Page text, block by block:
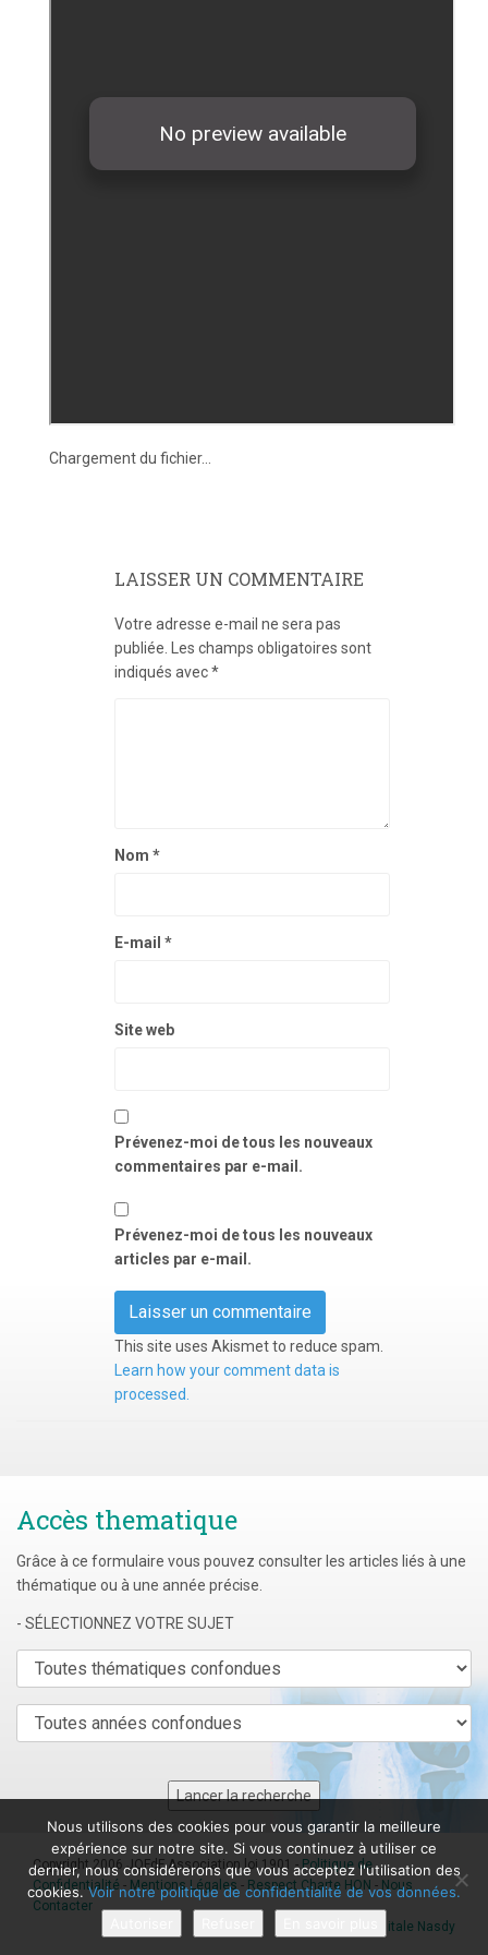
Chargement du fichier...
LAISSER UN COMMENTAIRE
Votre adresse e-mail ne sera pas
publiée.
Les champs obligatoires sont
indiqués avec*
Nom *
E-mail *
Site web
Prévenez-moi de tous les nouveaux
commentaires par e-mail.
Prévenez-moi de tous les nouveaux
articles par e-mail.
This site uses Akismet to reduce spam.
Learn how your comment data is
processed.
Accès thematique
Grâce à ce formulaire vous pouvez consulter les articles liés à une
thématique ou à une année précise.
- SÉLECTIONNEZ VOTRE SUJET
Nous utilisons des cookies pour vous garantir la meilleure
expérience sur notre site. Si vous continuez à utiliser ce
dernier, nous considérerons que vous acceptez l'utilisation des
cookies.Voir notre politique de confidentialité de vos données.
Copyright 2006 JOFdF Association loi 1901 -Politique de
Confidentialité - Mentions Légales - Respect Charte HON - Nous
Contacter
Agence digitale Nasdy